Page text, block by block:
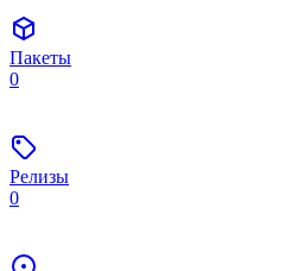
Пакеты
0
Релизы
0